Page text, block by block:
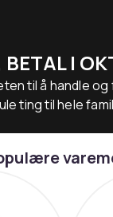
I
til å handle og
ting til hele